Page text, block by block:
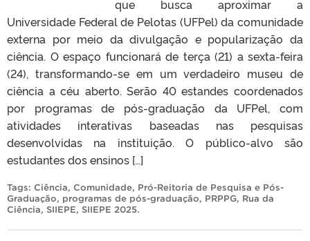
que busca aproximar a
Universidade Federal de Pelotas (UFPel) da comunidade
externa por meio da divulgação e popularização da
ciência. O espaço funcionará de terça (21) a sexta-feira
(24), transformando-se em um verdadeiro museu de
ciência a céu aberto. Serão 40 estandes coordenados
por programas de pós-graduação da UFPel, com
atividades interativas baseadas nas pesquisas
desenvolvidas na instituição. O público-alvo são
estudantes dos ensinos […]
Tags: Ciência, Comunidade, Pró-Reitoria de Pesquisa e Pós-
Graduação, programas de pós-graduação, PRPPG, Rua da
Ciência, SIIEPE, SIIEPE 2025.